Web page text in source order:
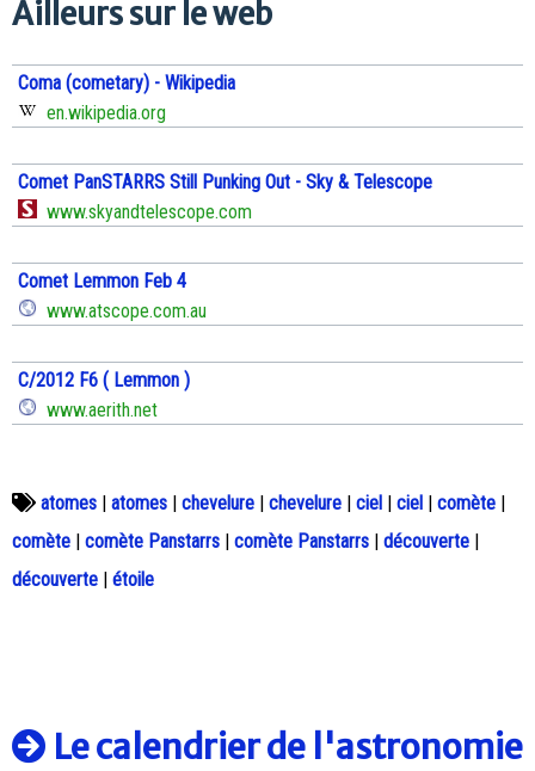
Ailleurs sur le web
Coma (cometary) - Wikipedia
en.wikipedia.org
Comet PanSTARRS Still Punking Out - Sky & Telescope
www.skyandtelescope.com
Comet Lemmon Feb 4
www.atscope.com.au
C/2012 F6 ( Lemmon )
www.aerith.net
atomes | atomes | chevelure | chevelure | ciel | ciel | comète |
comète | comète Panstarrs | comète Panstarrs | découverte |
découverte | étoile
Le calendrier de l'astronomie